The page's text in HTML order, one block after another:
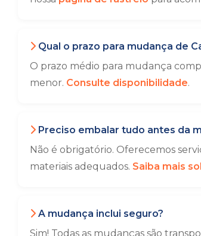
Qual o prazo para mudança de
O prazo médio para mudança
menor. Consulte disponibilidade.
Preciso embalar tudo antes da
Não é obrigatório. Oferecemos
materiais adequados. Saiba mais
A mudança inclui seguro?
Sim! Todas as mudanças são